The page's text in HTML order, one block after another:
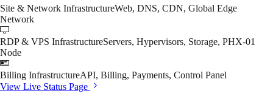
Site & Network InfrastructureWeb, DNS, CDN, Global Edge
Network
RDP & VPS InfrastructureServers, Hypervisors, Storage, PHX-01
Node
Billing InfrastructureAPI, Billing, Payments, Control Panel
View Live Status Page